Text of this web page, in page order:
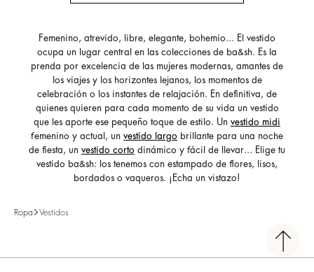
Femenino, atrevido, libre, elegante, bohemio... El vestido
ocupa un lugar central en las colecciones de ba&sh. Es la
prenda por excelencia de las mujeres modernas, amantes de
los viajes y los horizontes lejanos, los momentos de
celebración o los instantes de relajación. En definitiva, de
quienes quieren para cada momento de su vida un vestido
que les aporte ese pequeño toque de estilo. Un vestido midi
femenino y actual, un vestido largo brillante para una noche
de fiesta, un vestido corto dinámico y fácil de llevar... Elige tu
vestido ba&sh: los tenemos con estampado de flores, lisos,
bordados o vaqueros. ¡Echa un vistazo!
Ropa Vestidos